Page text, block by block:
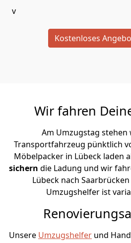
v
Kostenloses
Wir fahren
Am Umzugstag stehen
Transportfahrzeug pünktlich
Möbelpacker in Lübeck laden
sichern die Ladung und wir
Lübeck nach
Umzugshelfer ist
Unsere Umzugshelfer und